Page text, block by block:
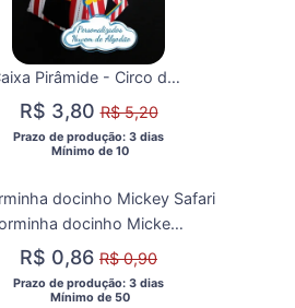
Caixa Pirâmide - Circo do Mickey
R$ 3,80R$ 5,20
Prazo de produção: 3 dias
  Mínimo de 10
Forminha docinho Mickey Safari
R$ 0,86 R$ 0,90
Prazo de produção: 3 dias
  Mínimo de 50